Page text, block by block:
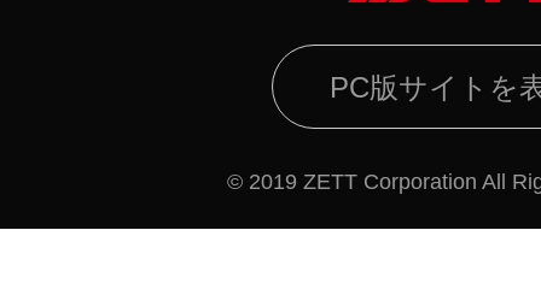
PC版サイトを
© 2019 ZETT Corporation All